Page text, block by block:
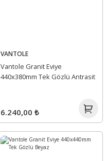
VANTOLE
Vantole Granit Eviye
440x380mm Tek Gözlü Antrasit
6.240,00 ₺